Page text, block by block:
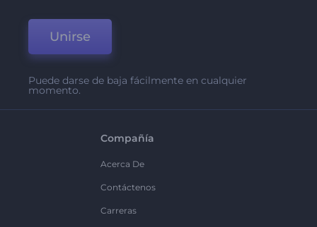
Unirse
Puede darse de baja fácilmente en cualquier
momento.
Compañía
Acerca De
Contáctenos
Carreras